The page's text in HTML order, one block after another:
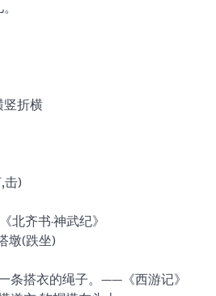
竖折横
击)
齐书·神武纪》
墩(跌坐)
条搭衣的绳子。——《西游记》